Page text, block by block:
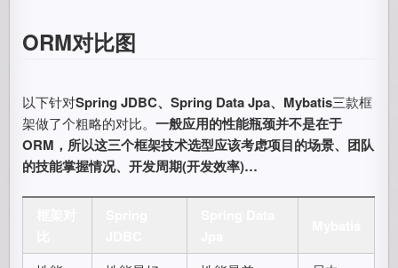
ORM对比图
以下针对Spring JDBC、Spring Data Jpa、Mybatis三款框
架做了个粗略的对比。一般应用的性能瓶颈并不是在于
ORM，所以这三个框架技术选型应该考虑项目的场景、团队
的技能掌握情况、开发周期(开发效率)…